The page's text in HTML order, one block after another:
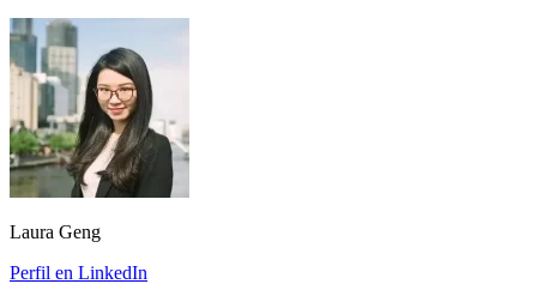
Laura Geng
Perfil en LinkedIn